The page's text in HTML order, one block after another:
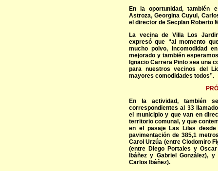
En la oportunidad, también
Astroza, Georgina Cuyul,
el director de Secplan Roberto
La vecina de Villa Los
expresó que “al momento
mucho polvo, incomodidad
mejorado y también
Ignacio Carrera Pinto sea una
para nuestros vecinos del
mayores comodidades todos”.
En la actividad, también
correspondientes al 33
el municipio y que van en
territorio comunal, y que
en el pasaje Las Lilas
pavimentación de 385,1
Carol Urzúa (entre Clodomiro
(entre Diego Portales y
Ibáñez y Gabriel González),
Carlos Ibáñez).